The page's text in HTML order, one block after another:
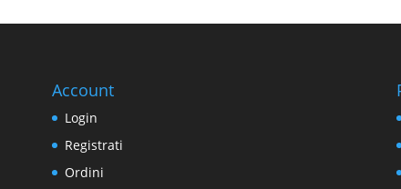
Account
Login
Registrati
Ordini